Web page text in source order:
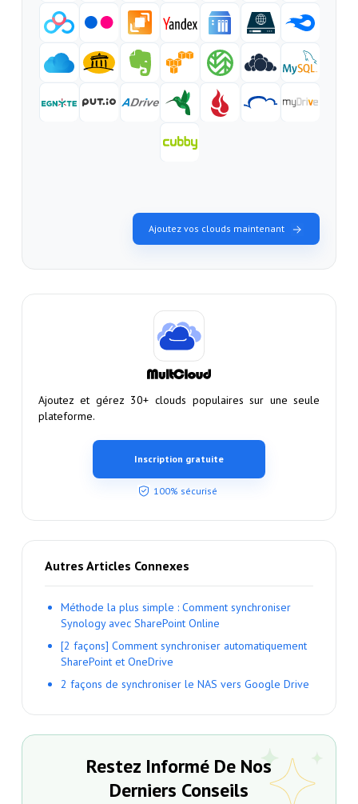
Ajoutez vos clouds maintenant
Ajoutez et gérez 30+ clouds populaires sur une seule
plateforme.
Inscription gratuite
100% sécurisé
Autres Articles Connexes
Méthode la plus simple : Comment synchroniser
Synology avec SharePoint Online
[2 façons] Comment synchroniser automatiquement
SharePoint et OneDrive
2 façons de synchroniser le NAS vers Google Drive
Restez Informé De Nos
Derniers Conseils